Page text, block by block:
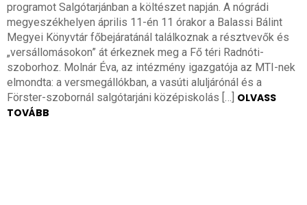
programot Salgótarjánban a költészet napján. A nógrádi
megyeszékhelyen április 11-én 11 órakor a Balassi Bálint
Megyei Könyvtár főbejáratánál találkoznak a résztvevők és
„versállomásokon” át érkeznek meg a Fő téri Radnóti-
szoborhoz. Molnár Éva, az intézmény igazgatója az MTI-nek
elmondta: a versmegállókban, a vasúti aluljárónál és a
Förster-szobornál salgótarjáni középiskolás […] OLVASS
TOVÁBB